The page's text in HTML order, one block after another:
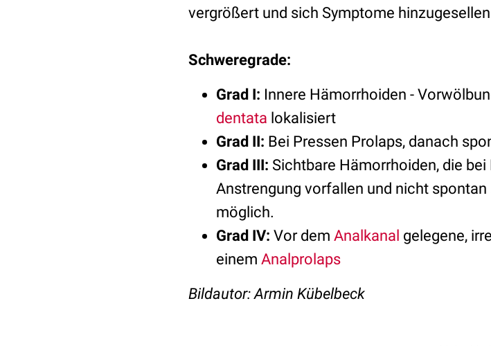
vergrößert und sich Symptome
Schweregrade:
Grad I: Innere Hämorrhoiden -
dentata lokalisiert
Grad II: Bei Pressen Prolaps, danach
Grad III: Sichtbare Hämorrhoiden, die
Anstrengung vorfallen und nicht
möglich.
Grad IV: Vor dem Analkanal gelegene,
einem Analprolaps
Bildautor: Armin Kübelbeck